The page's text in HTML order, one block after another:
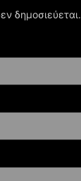
δημοσιεύεται.